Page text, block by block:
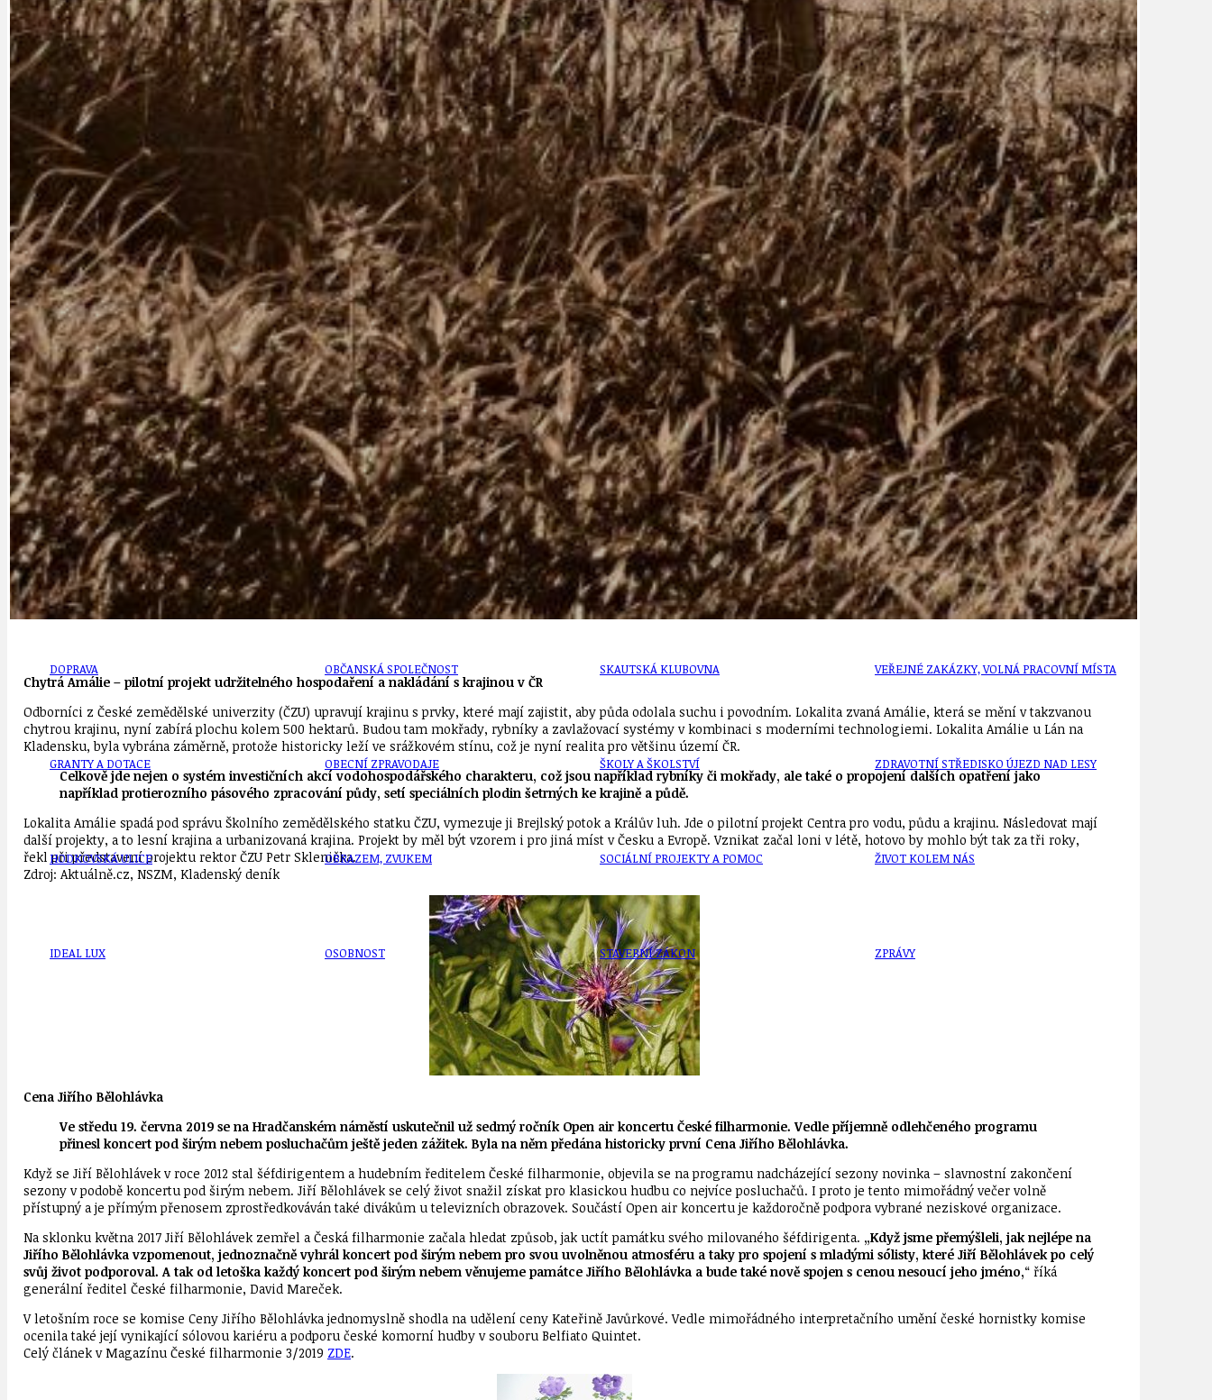
AKTUALITY
BÁSNĚ. FEJETONY. SATIRA
CYKLOVÝLETY
DATA A VÝROČÍ
DEZINFORMACE
DOBRÉ ZPRÁVY
DOPORUČUJEME
DOPRAVA
GRANTY A DOTACE
HODKOVSKÁ ULICE
IDEAL LUX
JEDNOU VĚTOU
KLÁNOVICKÁ SPOJKA
KRUHOVÝ OBJEZD V KOLODĚJÍCH
KULTURNÍ MOZAIKA
NÁDRAŽÍ PRAHA - KLÁNOVICE A PARKOVÁNÍ
NÁZOR
NEZAŘAZENÉ
OBČANSKÁ SPOLEČNOST
OBECNÍ ZPRAVODAJE
OBRAZEM, ZVUKEM
OSOBNOST
PETICE, VÝZVY, HLASOVÁNÍ, SOUTĚŽE
POLITIKA
POZVÁNKY
PRAHA UDRŽITELNÁ
PRAŽSKÉ STAVEBNÍ PŘEDPISY
PŘELOŽKA I/12 A STAVBA 511
PŘEVZATÉ ZPRÁVY Z ÚŘADU MČ PRAHA 21
SKAUTSKÁ KLUBOVNA
ŠKOLY A ŠKOLSTVÍ
SOCIÁLNÍ PROJEKTY A POMOC
STAVEBNÍ ZÁKON
TÉMA
TÉMATA SPÍCÍ
UDRŽITELNOST
ÚJEZDSKÉ JEDNOSMĚRKY
ÚJEZDSKÝ ZPRAVODAJ
ÚVALSKÉ KOUPALIŠTĚ
ÚZEMNÍ A STRATEGICKÝ PLÁN
VEŘEJNÉ ZAKÁZKY, VOLNÁ PRACOVNÍ MÍSTA
ZDRAVOTNÍ STŘEDISKO ÚJEZD NAD LESY
ŽIVOT KOLEM NÁS
ZPRÁVY
Chytrá Amálie – pilotní projekt udržitelného hospodaření a nakládání s krajinou v ČR
Odborníci z České zemědělské univerzity (ČZU) upravují krajinu s prvky, které mají zajistit, aby půda odolala suchu i povodním. Lokalita zvaná Amálie, která se mění v takzvanou
chytrou krajinu, nyní zabírá plochu kolem 500 hektarů. Budou tam mokřady, rybníky a zavlažovací systémy v kombinaci s moderními technologiemi. Lokalita Amálie u Lán na
Kladensku, byla vybrána záměrně, protože historicky leží ve srážkovém stínu, což je nyní realita pro většinu území ČR.
Celkově jde nejen o systém investičních akcí vodohospodářského charakteru, což jsou například rybníky či mokřady, ale také o propojení dalších opatření jako
například protierozního pásového zpracování půdy, setí speciálních plodin šetrných ke krajině a půdě.
Lokalita Amálie spadá pod správu Školního zemědělského statku ČZU, vymezuje ji Brejlský potok a Králův luh. Jde o pilotní projekt Centra pro vodu, půdu a krajinu. Následovat mají
další projekty, a to lesní krajina a urbanizovaná krajina. Projekt by měl být vzorem i pro jiná míst v Česku a Evropě. Vznikat začal loni v létě, hotovo by mohlo být tak za tři roky,
řekl při představení projektu rektor ČZU Petr Sklenička.
Zdroj: Aktuálně.cz, NSZM, Kladenský deník
Cena Jiřího Bělohlávka
Ve středu 19. června 2019 se na Hradčanském náměstí uskutečnil už sedmý ročník Open air koncertu České filharmonie. Vedle příjemně odlehčeného programu
přinesl koncert pod širým nebem posluchačům ještě jeden zážitek. Byla na něm předána historicky první Cena Jiřího Bělohlávka.
Když se Jiří Bělohlávek v roce 2012 stal šéfdirigentem a hudebním ředitelem České filharmonie, objevila se na programu nadcházející sezony novinka – slavnostní zakončení
sezony v podobě koncertu pod širým nebem. Jiří Bělohlávek se celý život snažil získat pro klasickou hudbu co nejvíce posluchačů. I proto je tento mimořádný večer volně
přístupný a je přímým přenosem zprostředkováván také divákům u televizních obrazovek. Součástí Open air koncertu je každoročně podpora vybrané neziskové organizace.
Na sklonku května 2017 Jiří Bělohlávek zemřel a Česká filharmonie začala hledat způsob, jak uctít památku svého milovaného šéfdirigenta. „Když jsme přemýšleli, jak nejlépe na
Jiřího Bělohlávka vzpomenout, jednoznačně vyhrál koncert pod širým nebem pro svou uvolněnou atmosféru a taky pro spojení s mladými sólisty, které Jiří Bělohlávek po celý
svůj život podporoval. A tak od letoška každý koncert pod širým nebem věnujeme památce Jiřího Bělohlávka a bude také nově spojen s cenou nesoucí jeho jméno,“ říká
generální ředitel České filharmonie, David Mareček.
V letošním roce se komise Ceny Jiřího Bělohlávka jednomyslně shodla na udělení ceny Kateřině Javůrkové. Vedle mimořádného interpretačního umění české hornistky komise
ocenila také její vynikající sólovou kariéru a podporu české komorní hudby v souboru Belfiato Quintet.
Celý článek v Magazínu České filharmonie 3/2019 ZDE.